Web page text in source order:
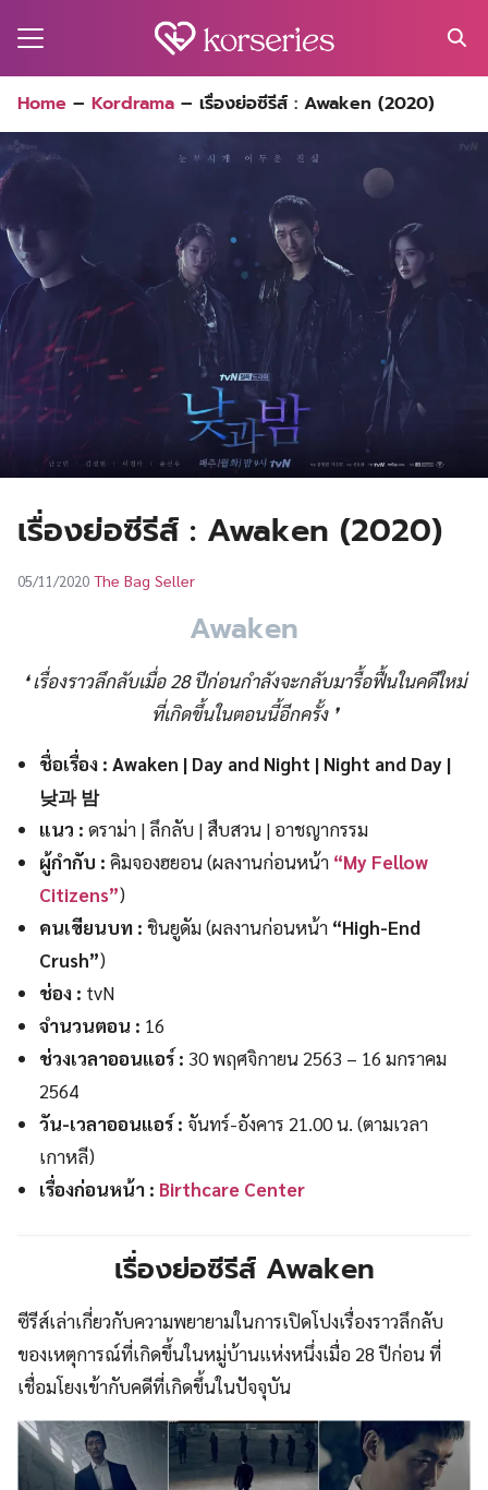
for:
Home – Kordrama – เรื่องย่อซีรีส์ : Awaken (2020)
เรื่องย่อซีรีส์ : Awaken (2020)
05/11/2020 The Bag Seller
Awaken
❛ เรื่องราวลึกลับเมื่อ 28 ปีก่อนกำลังจะกลับมารื้อฟื้นในคดีใหม่
ที่เกิดขึ้นในตอนนี้อีกครั้ง ❜
ชื่อเรื่อง : Awaken | Day and Night | Night and Day |
낮과 밤
แนว : ดราม่า | ลึกลับ | สืบสวน | อาชญากรรม
ผู้กำกับ : คิมจองฮยอน (ผลงานก่อนหน้า “My Fellow
Citizens”)
คนเขียนบท : ชินยูดัม (ผลงานก่อนหน้า “High-End
Crush”)
ช่อง : tvN
จำนวนตอน : 16
ช่วงเวลาออนแอร์ : 30 พฤศจิกายน 2563 – 16 มกราคม
2564
วัน-เวลาออนแอร์ : จันทร์-อังคาร 21.00 น. (ตามเวลา
เกาหลี)
เรื่องก่อนหน้า : Birthcare Center
เรื่องย่อซีรีส์ Awaken
ซีรีส์เล่าเกี่ยวกับความพยายามในการเปิดโปงเรื่องราวลึกลับ
ของเหตุการณ์ที่เกิดขึ้นในหมู่บ้านแห่งหนึ่งเมื่อ 28 ปีก่อน ที่
เชื่อมโยงเข้ากับคดีที่เกิดขึ้นในปัจจุบัน